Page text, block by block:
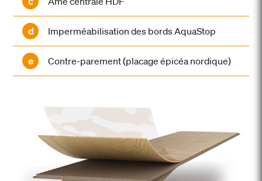
d Imperméabilisation des bords AquaStop
e Contre-parement (placage épicéa nordique)